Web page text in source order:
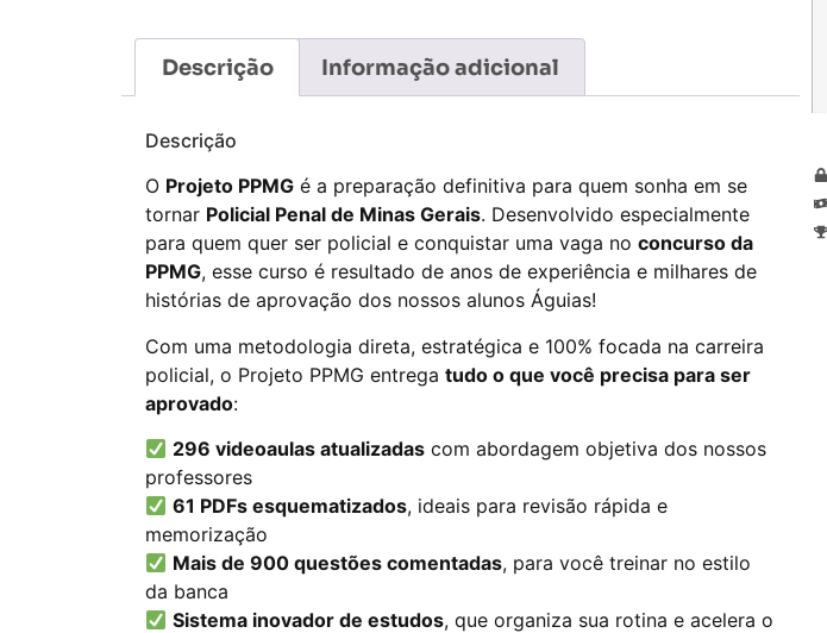
Descrição Informação adicional
Descrição
O Projeto PPMG é a preparação definitiva para quem sonha em se
tornar Policial Penal de Minas Gerais. Desenvolvido especialmente
para quem quer ser policial e conquistar uma vaga no concurso da
PPMG, esse curso é resultado de anos de experiência e milhares de
histórias de aprovação dos nossos alunos Águias!
Com uma metodologia direta, estratégica e 100% focada na carreira
policial, o Projeto PPMG entrega tudo o que você precisa para ser
aprovado:
296 videoaulas atualizadas com abordagem objetiva dos nossos
professores
61 PDFs esquematizados, ideais para revisão rápida e
memorização
Mais de 900 questões comentadas, para você treinar no estilo
da banca
Sistema inovador de estudos, que organiza sua rotina e acelera o